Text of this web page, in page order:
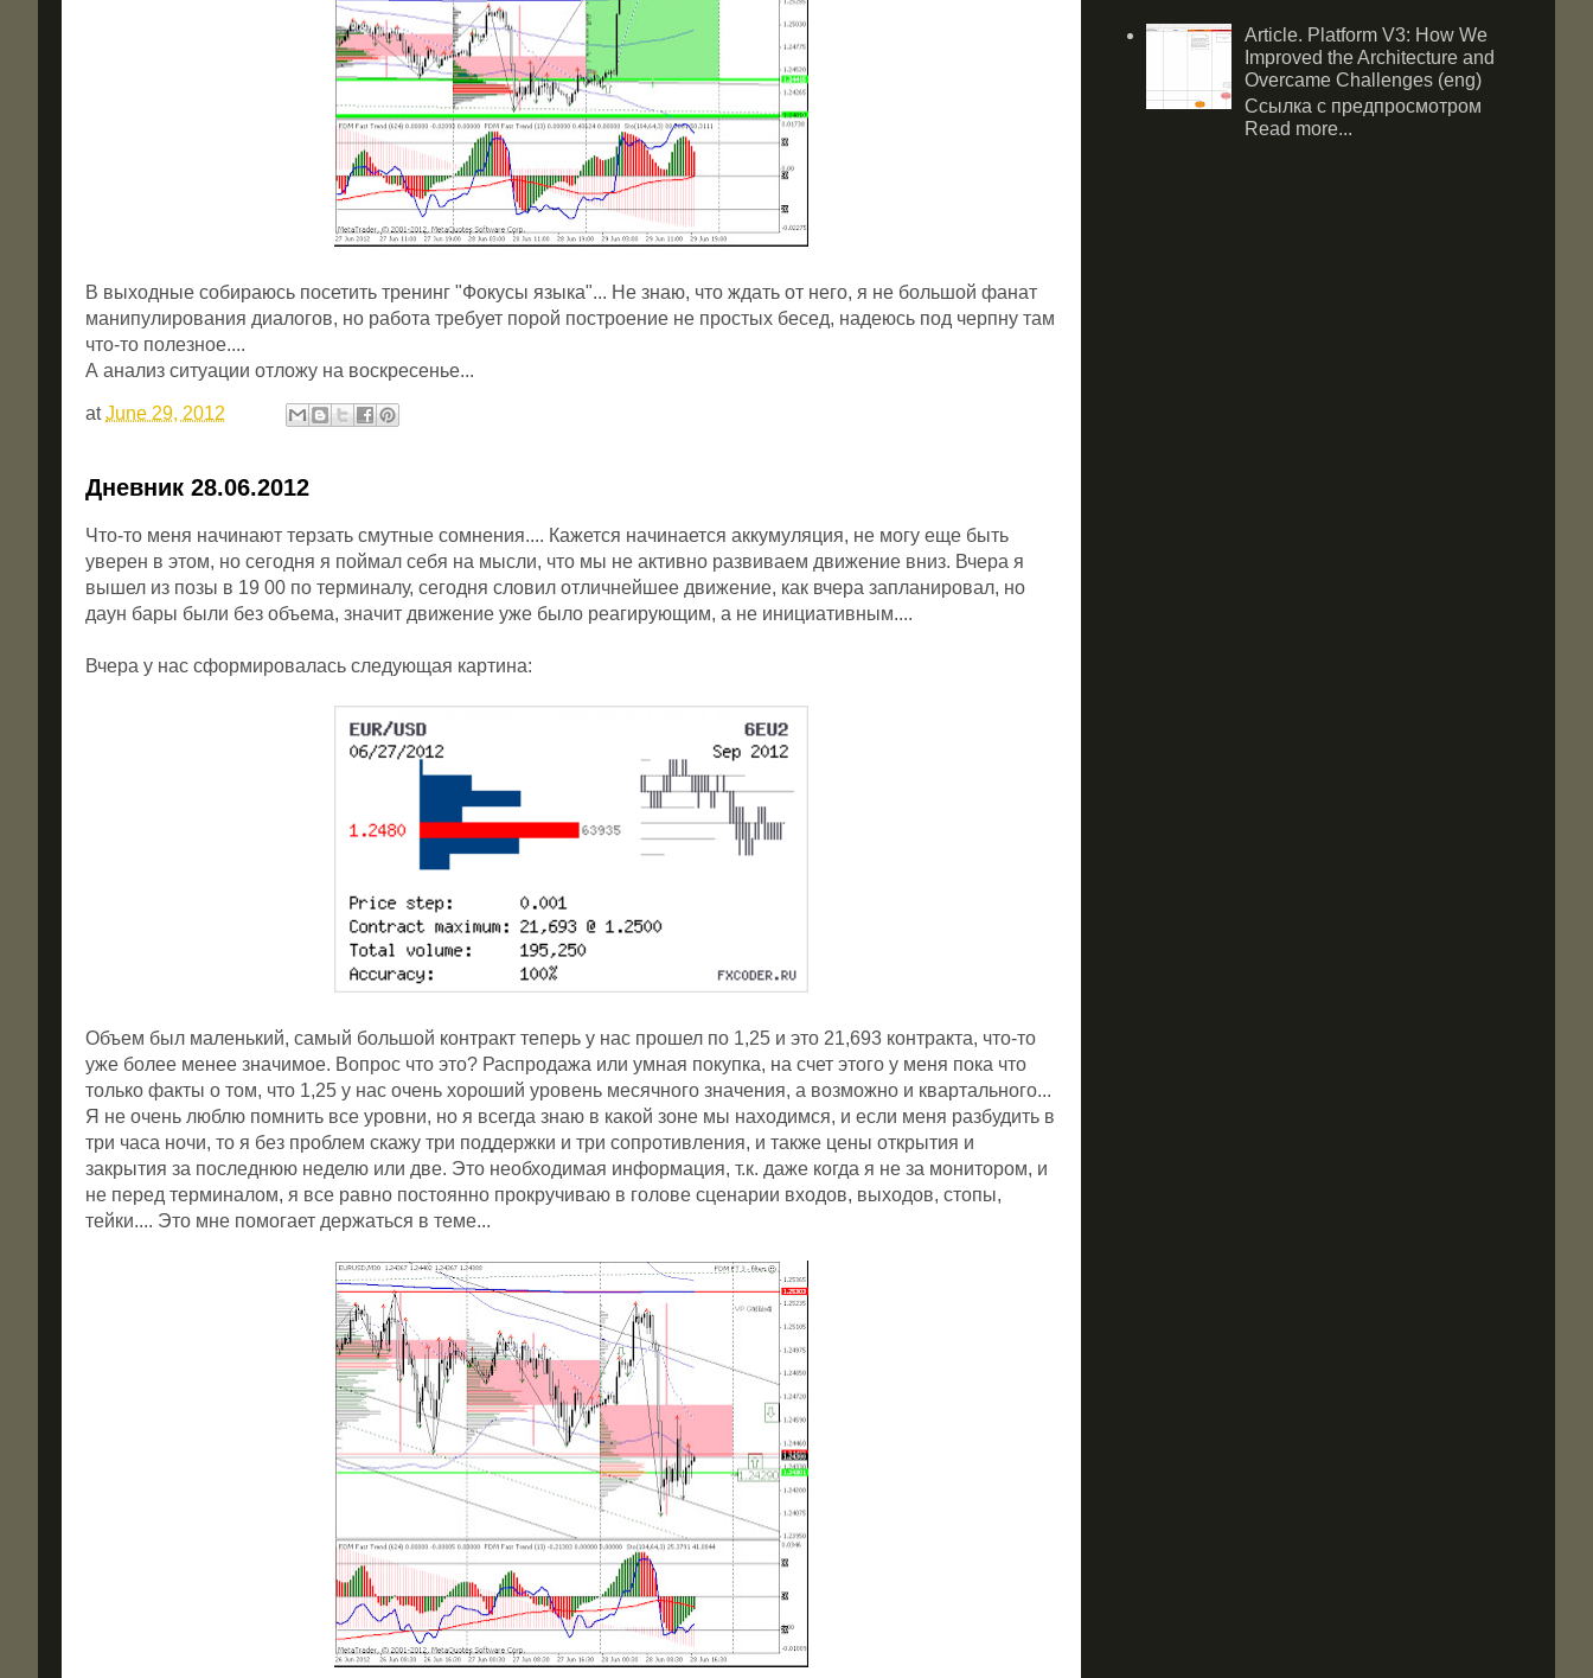
В выходные собираюсь посетить тренинг "Фокусы языка"... Не знаю, что ждать от него, я не большой фанат
манипулирования диалогов, но работа требует порой построение не простых бесед, надеюсь под черпну там
что-то полезное....
А анализ ситуации отложу на воскресенье...
atJune 29, 2012
Дневник 28.06.2012
Что-то меня начинают терзать смутные сомнения.... Кажется начинается аккумуляция, не могу еще быть
уверен в этом, но сегодня я поймал себя на мысли, что мы не активно развиваем движение вниз. Вчера я
вышел из позы в 19 00 по терминалу, сегодня словил отличнейшее движение, как вчера запланировал, но
даун бары были без объема, значит движение уже было реагирующим, а не инициативным....
Вчера у нас сформировалась следующая картина:
Объем был маленький, самый большой контракт теперь у нас прошел по 1,25 и это 21,693 контракта, что-то
уже более менее значимое. Вопрос что это? Распродажа или умная покупка, на счет этого у меня пока что
только факты о том, что 1,25 у нас очень хороший уровень месячного значения, а возможно и квартального...
Я не очень люблю помнить все уровни, но я всегда знаю в какой зоне мы находимся, и если меня разбудить в
три часа ночи, то я без проблем скажу три поддержки и три сопротивления, и также цены открытия и
закрытия за последнюю неделю или две. Это необходимая информация, т.к. даже когда я не за монитором, и
не перед терминалом, я все равно постоянно прокручиваю в голове сценарии входов, выходов, стопы,
тейки.... Это мне помогает держаться в теме...
Article. Platform V3: How We
Improved the Architecture and
Overcame Challenges (eng)
Ссылка с предпросмотром
Read more...